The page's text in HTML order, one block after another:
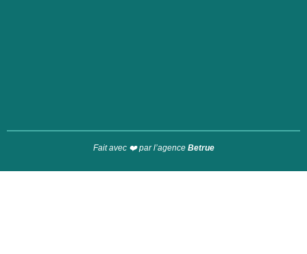
Fait avec ❤️ par l’agence Betrue